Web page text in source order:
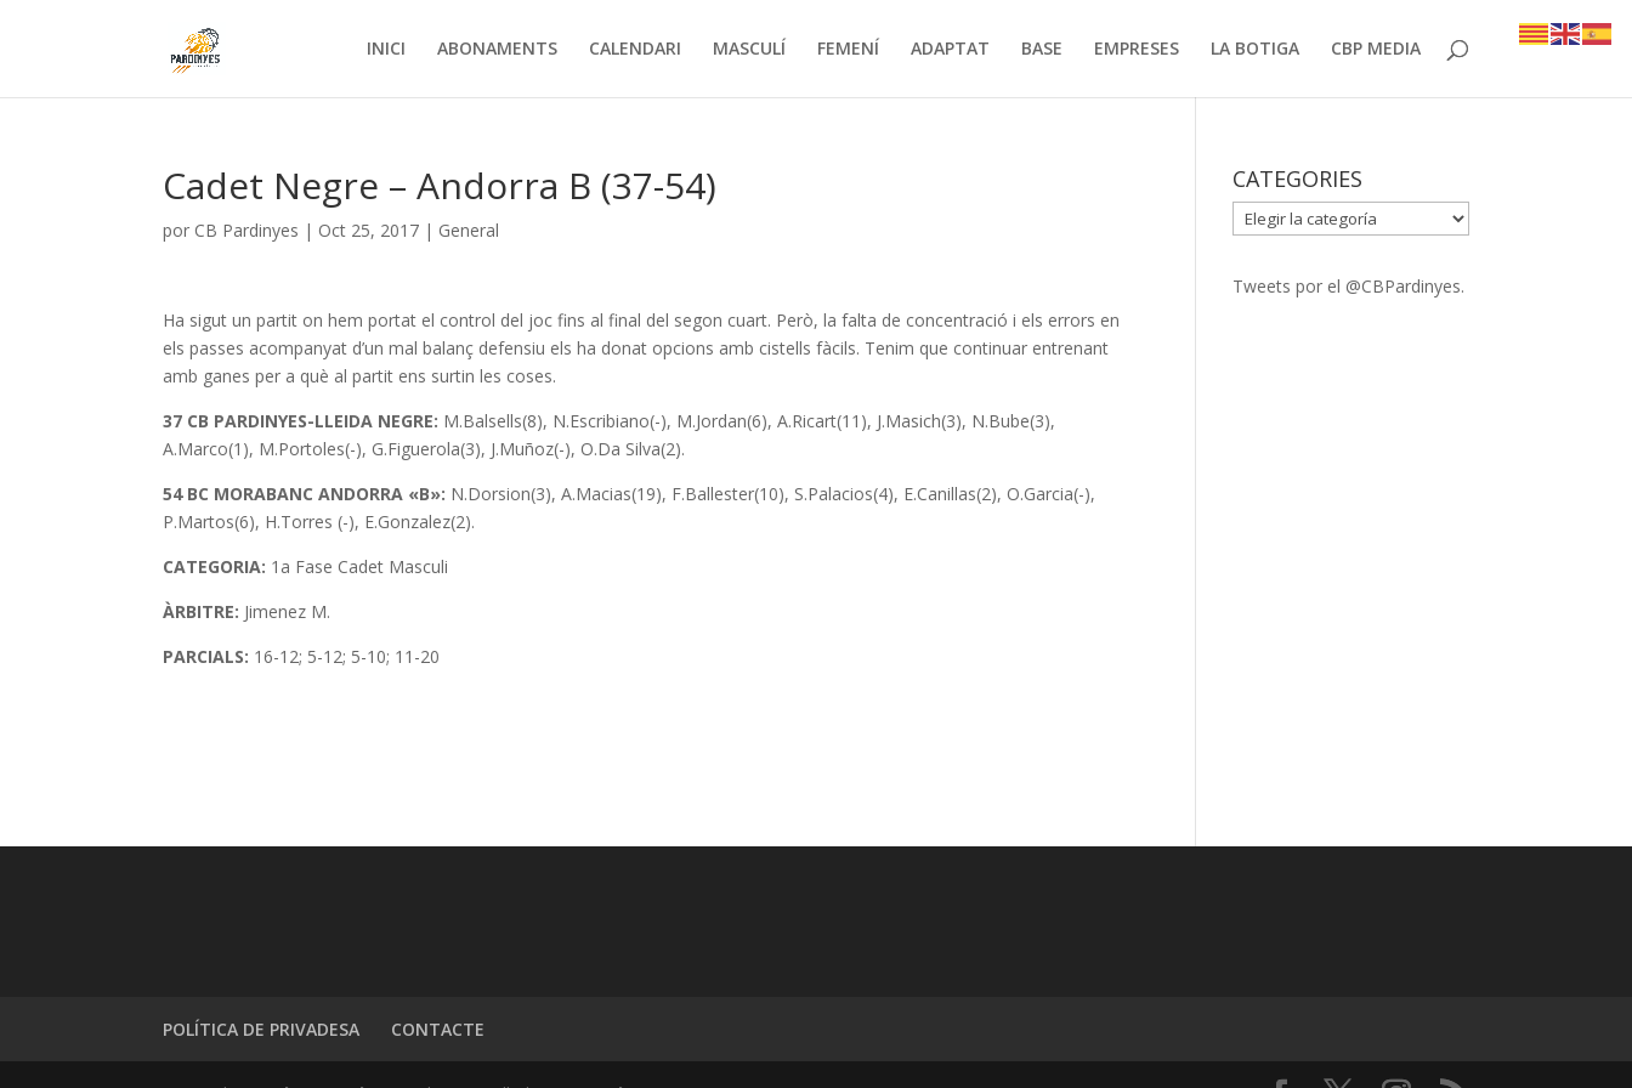
INICI ABONAMENTS CALENDARI MASCULÍ FEMENÍ ADAPTAT BASE EMPRESES LA BOTIGA CBP MEDIA
Cadet Negre – Andorra B (37-54)
por CB Pardinyes | Oct 25, 2017 | General
Ha sigut un partit on hem portat el control del joc fins al final del segon cuart. Però, la falta de concentració i els errors en
els passes acompanyat d’un mal balanç defensiu els ha donat opcions amb cistells fàcils. Tenim que continuar entrenant
amb ganes per a què al partit ens surtin les coses.
37 CB PARDINYES-LLEIDA NEGRE: M.Balsells(8), N.Escribiano(-), M.Jordan(6), A.Ricart(11), J.Masich(3), N.Bube(3),
A.Marco(1), M.Portoles(-), G.Figuerola(3), J.Muñoz(-), O.Da Silva(2).
54 BC MORABANC ANDORRA «B»: N.Dorsion(3), A.Macias(19), F.Ballester(10), S.Palacios(4), E.Canillas(2), O.Garcia(-),
P.Martos(6), H.Torres (-), E.Gonzalez(2).
CATEGORIA: 1a Fase Cadet Masculi
ÀRBITRE: Jimenez M.
PARCIALS: 16-12; 5-12; 5-10; 11-20
CATEGORIES
CATEGORIES
Tweets por el @CBPardinyes.
POLÍTICA DE PRIVADESA CONTACTE